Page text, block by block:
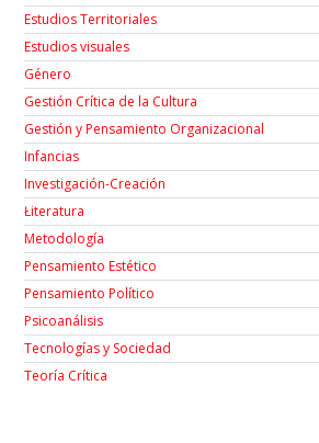
Estudios Territoriales
Estudios visuales
Género
Gestión Crítica de la Cultura
Gestión y Pensamiento Organizacional
Infancias
Investigación-Creación
Łiteratura
Metodología
Pensamiento Estético
Pensamiento Político
Psicoanálisis
Tecnologías y Sociedad
Teoría Crítica